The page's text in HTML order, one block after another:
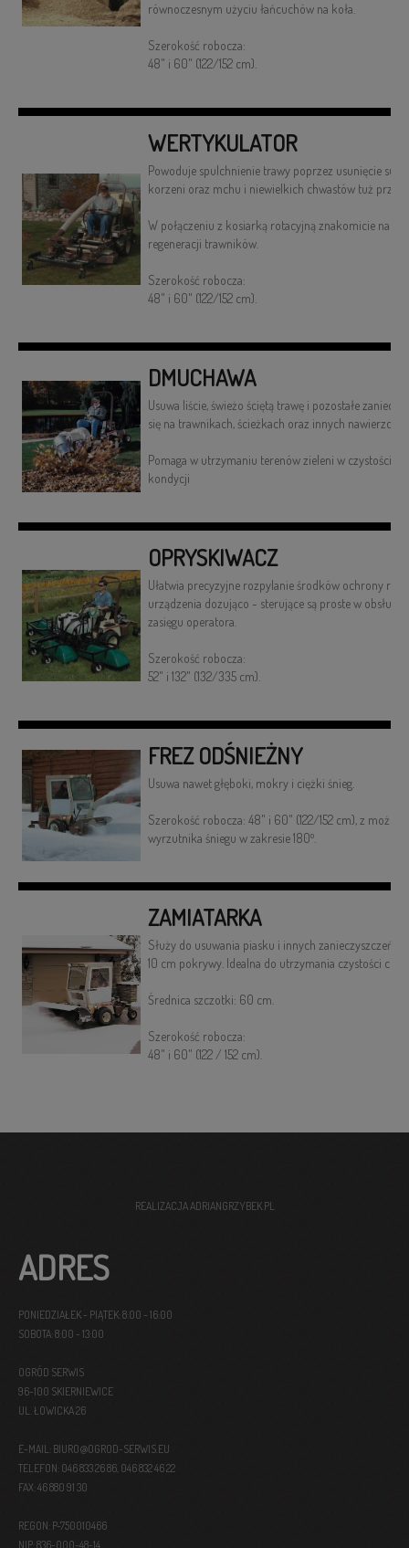
równoczesnym użyciu łańcuchów na koła.
Szerokość robocza:
48" i 60" (122/152 cm).
WERTYKULATOR
Powoduje spulchnienie trawy poprzez usunięcie
korzeni oraz mchu i niewielkich chwastów tuż przy
W połączeniu z kosiarką rotacyjną znakomicie
regeneracji trawników.
Szerokość robocza:
48" i 60" (122/152 cm).
DMUCHAWA
Usuwa liście, świeżo ściętą trawę i pozostałe
się na trawnikach, ścieżkach oraz innych
Pomaga w utrzymaniu terenów zieleni w czystości
kondycji
OPRYSKIWACZ
Ułatwia precyzyjne rozpylanie środków ochrony
urządzenia dozująco - sterujące są proste w
zasięgu operatora.
Szerokość robocza:
52" i 132" (132/335 cm).
FREZ ODŚNIEŻNY
Usuwa nawet głęboki, mokry i ciężki śnieg.
Szerokość robocza: 48" i 60" (122/152 cm), z
wyrzutnika śniegu w zakresie 180o.
ZAMIATARKA
Służy do usuwania piasku i innych zanieczyszczeń
10 cm pokrywy. Idealna do utrzymania czystości
Średnica szczotki: 60 cm.
Szerokość robocza:
48" i 60" (122 / 152 cm).
REALIZACJAADRIANGRZYBEK.PL
ADRES
PONIEDZIAŁEK - PIĄTEK: 8:00 - 16:00
SOBOTA: 8:00 - 13:00
OGRÓD SERWIS
96-100 SKIERNIEWICE
UL. ŁOWICKA 26
E-MAIL: BIURO@OGROD-SERWIS.EU
TELEFON: 046 833 26 86, 046 832 46 22
FAX: 46 880 91 30
REGON: P-750010466
NIP: 836-000-48-14